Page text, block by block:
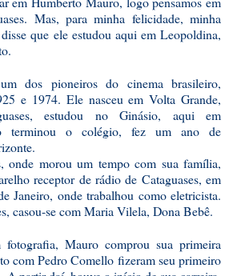
Mas, para minha felicidade, minha
que ele estudou aqui em Leopoldina,
dos pioneiros do cinema brasileiro,
e 1974. Ele nasceu em Volta Grande,
estudou no Ginásio, aqui em
terminou o colégio, fez um ano de
onde morou um tempo com sua família,
receptor de rádio de Cataguases, em
Janeiro, onde trabalhou como eletricista.
casou-se com Maria Vilela, Dona Bebê.
fotografia, Mauro comprou sua primeira
com Pedro Comello fizeram seu primeiro